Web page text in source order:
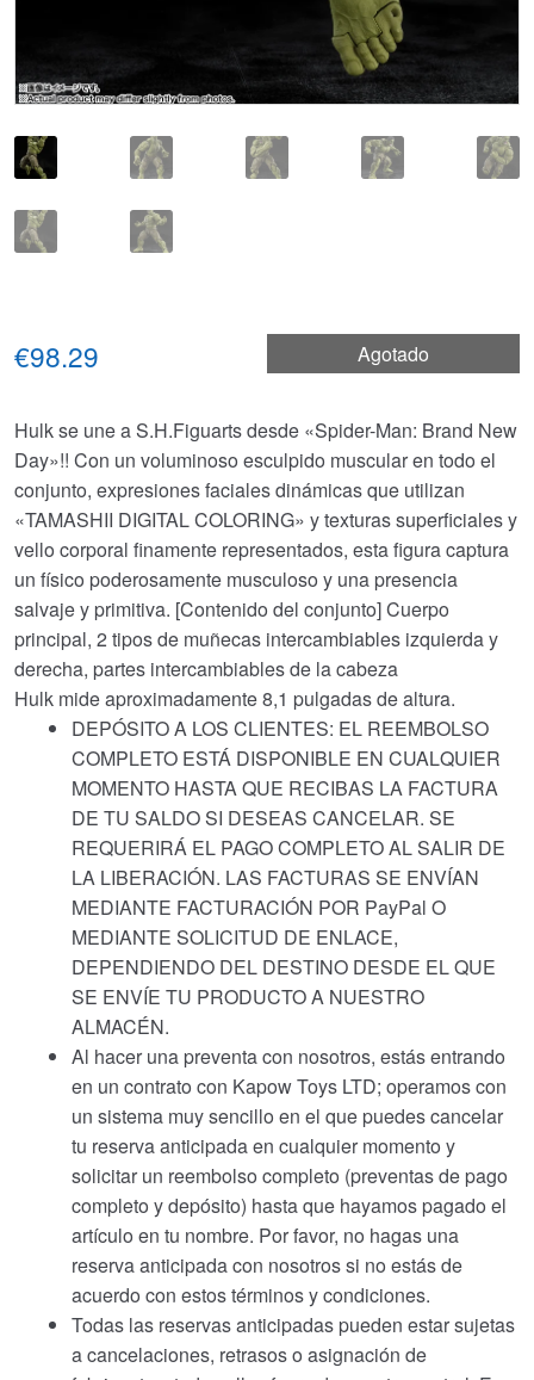
Agotado
€98.29
Hulk se une a S.H.Figuarts desde «Spider-Man: Brand New
Day»!! Con un voluminoso esculpido muscular en todo el
conjunto, expresiones faciales dinámicas que utilizan
«TAMASHII DIGITAL COLORING» y texturas superficiales y
vello corporal finamente representados, esta figura captura
un físico poderosamente musculoso y una presencia
salvaje y primitiva. [Contenido del conjunto] Cuerpo
principal, 2 tipos de muñecas intercambiables izquierda y
derecha, partes intercambiables de la cabeza
Hulk mide aproximadamente 8,1 pulgadas de altura.
DEPÓSITO A LOS CLIENTES: EL REEMBOLSO
COMPLETO ESTÁ DISPONIBLE EN CUALQUIER
MOMENTO HASTA QUE RECIBAS LA FACTURA
DE TU SALDO SI DESEAS CANCELAR. SE
REQUERIRÁ EL PAGO COMPLETO AL SALIR DE
LA LIBERACIÓN. LAS FACTURAS SE ENVÍAN
MEDIANTE FACTURACIÓN POR PayPal O
MEDIANTE SOLICITUD DE ENLACE,
DEPENDIENDO DEL DESTINO DESDE EL QUE
SE ENVÍE TU PRODUCTO A NUESTRO
ALMACÉN.
Al hacer una preventa con nosotros, estás entrando
en un contrato con Kapow Toys LTD; operamos con
un sistema muy sencillo en el que puedes cancelar
tu reserva anticipada en cualquier momento y
solicitar un reembolso completo (preventas de pago
completo y depósito) hasta que hayamos pagado el
artículo en tu nombre. Por favor, no hagas una
reserva anticipada con nosotros si no estás de
acuerdo con estos términos y condiciones.
Todas las reservas anticipadas pueden estar sujetas
a cancelaciones, retrasos o asignación de